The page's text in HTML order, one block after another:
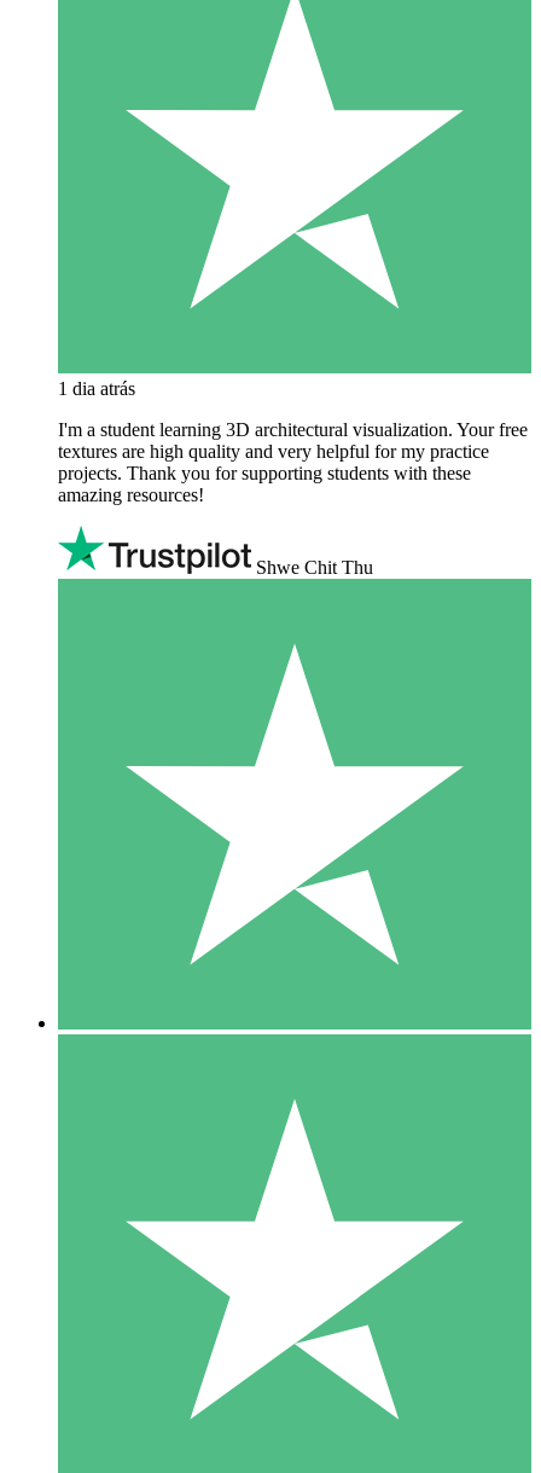
1 dia atrás
I'm a student learning 3D architectural visualization. Your free
textures are high quality and very helpful for my practice
projects. Thank you for supporting students with these
amazing resources!
Shwe Chit Thu